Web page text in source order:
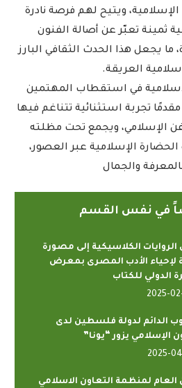
الإسلامية، ويتيح لهم فرصة نادرة
ثمينة تعبّر عن أصالة الفنون
ما يجعل هذا الحدث الثقافي البارز
العريقة.
في استقطاب المهتمين
مقدمًا تجربة استثنائية تتناغم فيها
الإسلامي، ويجمع تحت مظلته
الإسلامية عبر العصور،
والجمال
في نفس القسم
الروايات الكلاسيكية إلى مصورة
لإحياء الأدب المصرى بمعرض
الدولي للكتاب
2025-
الدائم لدولة فلسطين لدى
الإسلامي يزور “يونا”
2025-
العام لمنظمة التعاون الاسلامي